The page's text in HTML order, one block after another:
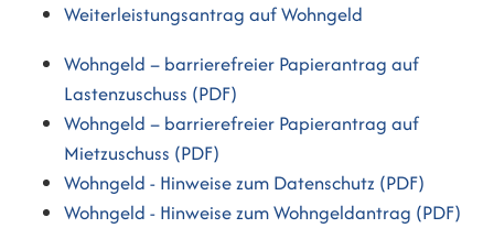
Weiterleistungsantrag auf Wohngeld
Wohngeld – barrierefreier Papierantrag auf
Lastenzuschuss (PDF)
Wohngeld – barrierefreier Papierantrag auf
Mietzuschuss (PDF)
Wohngeld - Hinweise zum Datenschutz (PDF)
Wohngeld - Hinweise zum Wohngeldantrag (PDF)